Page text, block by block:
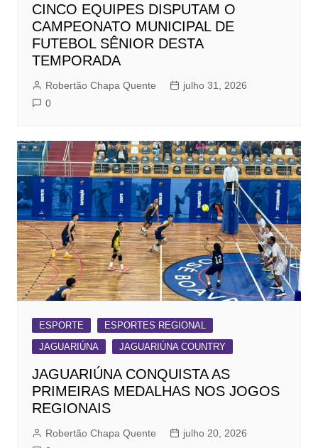
CINCO EQUIPES DISPUTAM O
CAMPEONATO MUNICIPAL DE
FUTEBOL SÊNIOR DESTA
TEMPORADA
Robertão Chapa Quente
julho 31, 2026
0
ESPORTE
ESPORTES REGIONAL
JAGUARIÚNA
JAGUARIÚNA COUNTRY
JAGUARIÚNA CONQUISTA AS
PRIMEIRAS MEDALHAS NOS JOGOS
REGIONAIS
Robertão Chapa Quente
julho 20, 2026